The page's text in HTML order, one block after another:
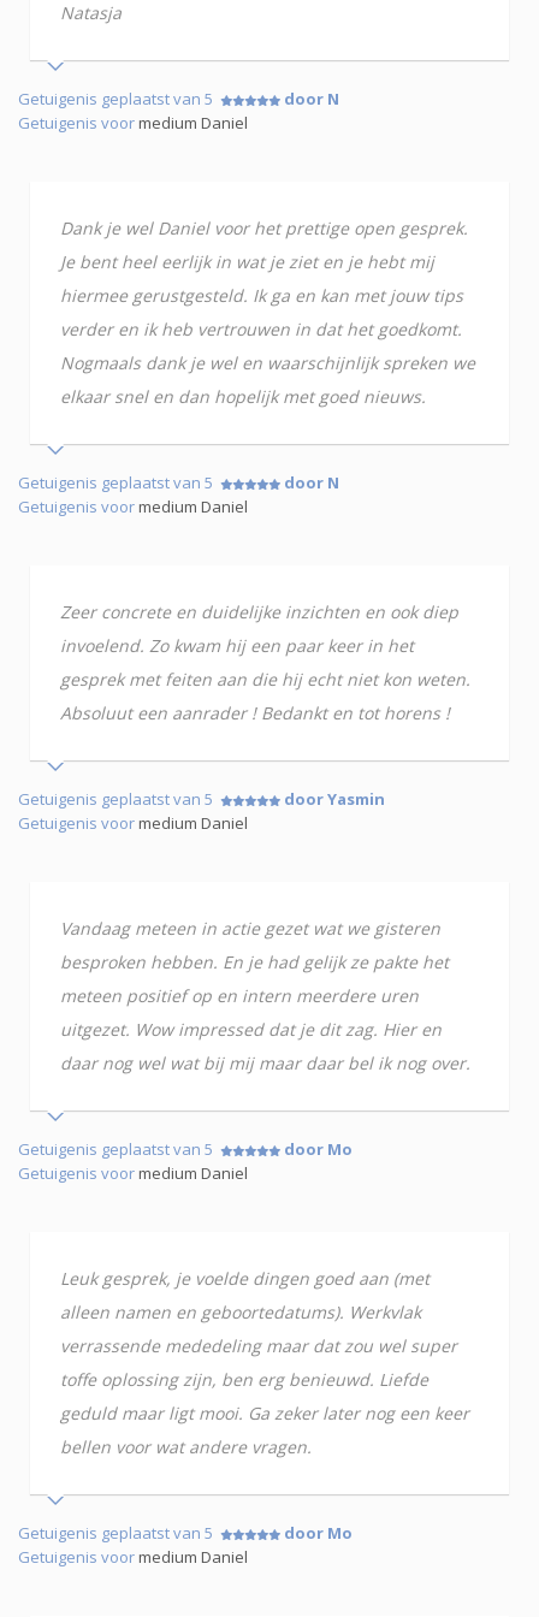
Natasja
Getuigenis geplaatst van 5
door N
Getuigenis voormedium Daniel
Dank je wel Daniel voor het prettige open gesprek.
Je bent heel eerlijk in wat je ziet en je hebt mij
hiermee gerustgesteld. Ik ga en kan met jouw tips
verder en ik heb vertrouwen in dat het goedkomt.
Nogmaals dank je wel en waarschijnlijk spreken we
elkaar snel en dan hopelijk met goed nieuws.
Getuigenis geplaatst van 5
door N
Getuigenis voormedium Daniel
Zeer concrete en duidelijke inzichten en ook diep
invoelend. Zo kwam hij een paar keer in het
gesprek met feiten aan die hij echt niet kon weten.
Absoluut een aanrader ! Bedankt en tot horens !
Getuigenis geplaatst van 5
door Yasmin
Getuigenis voormedium Daniel
Vandaag meteen in actie gezet wat we gisteren
besproken hebben. En je had gelijk ze pakte het
meteen positief op en intern meerdere uren
uitgezet. Wow impressed dat je dit zag. Hier en
daar nog wel wat bij mij maar daar bel ik nog over.
Getuigenis geplaatst van 5
door Mo
Getuigenis voormedium Daniel
Leuk gesprek, je voelde dingen goed aan (met
alleen namen en geboortedatums). Werkvlak
verrassende mededeling maar dat zou wel super
toffe oplossing zijn, ben erg benieuwd. Liefde
geduld maar ligt mooi. Ga zeker later nog een keer
bellen voor wat andere vragen.
Getuigenis geplaatst van 5
door Mo
Getuigenis voormedium Daniel